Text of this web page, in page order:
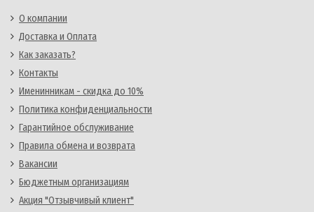
О компании
Доставка и Оплата
Как заказать?
Контакты
Именинникам - скидка до 10%
Политика конфиденциальности
Гарантийное обслуживание
Правила обмена и возврата
Вакансии
Бюджетным организациям
Акция "Отзывчивый клиент"